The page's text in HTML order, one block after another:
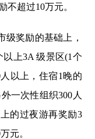
不超过10万元。
奖励的基础上，
上3A 级景区(1个
以上，住宿1晚的
一次性组织300人
的过夜游再奖励3
元。